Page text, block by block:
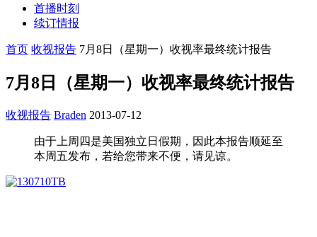
首播时刻
续订情报
首页 收视报告 7月8日（星期一）收视率最终统计报告
7月8日（星期一）收视率最终统计报告
收视报告 Braden 2013-07-12
由于上周四是美国独立日假期，因此本报告顺延至
本周五发布，若给您带来不便，请见谅。